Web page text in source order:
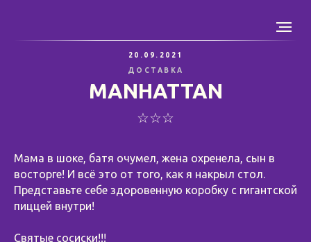
20.09.2021
ДОСТАВКА
MANHATTAN
☆☆☆
Мама в шоке, батя очумел, жена охренела, сын в
восторге! И всё это от того, как я накрыл стол.
Представьте себе здоровенную коробку с гигантской
пиццей внутри!
Святые сосиски!!!